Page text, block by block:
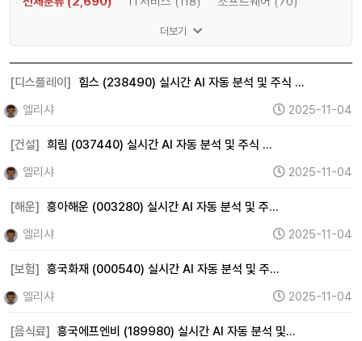
인공지능 (4)
2차전지 (0)
자율주행 (0) 로봇 (0)
우주항공 (28)
자동차 (150)
방위산업 (0)
태양광 (0)
에너지 (80) 화학 (146)
철강 (52)
금속 (39)
광고 (0)
웹툰 (0)
여행 (35) 항공 (0) 카지노 (0)
화장품 (61)
유통 (32)
더보기
[디스플레이]
힘스 (238490) 실시간 AI 자동 분석 및 주식 …
엘리샤
2025-11-04
[건설] 희림 (037440) 실시간 AI 자동 분석 및 주식 …
엘리샤
2025-11-04
[해운] 흥아해운 (003280) 실시간 AI 자동 분석 및 주…
엘리샤
2025-11-04
[보험] 흥국화재 (000540) 실시간 AI 자동 분석 및 주…
엘리샤
2025-11-04
[음식료] 흥국에프엔비 (189980) 실시간 AI 자동 분석 및…